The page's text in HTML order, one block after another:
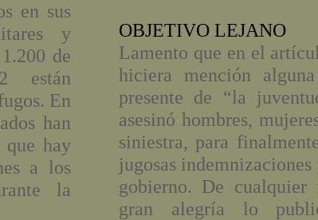
en sus
y
de
están
En
han
hay
a los
la
OBJETIVO LEJANO
Lamento que en el
hiciera mención
presente de “la
asesinó hombres,
siniestra, para
jugosas indemnizaciones
gobierno. De cualquier
gran alegría lo